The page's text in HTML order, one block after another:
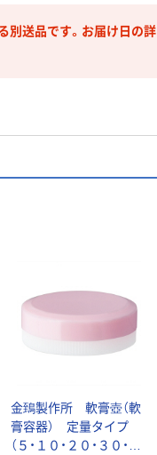
別送品です。お届け日の詳
金鵄製作所 軟膏壺（軟
膏容器） 定量タイプ
（５・１０・２０・３０・５